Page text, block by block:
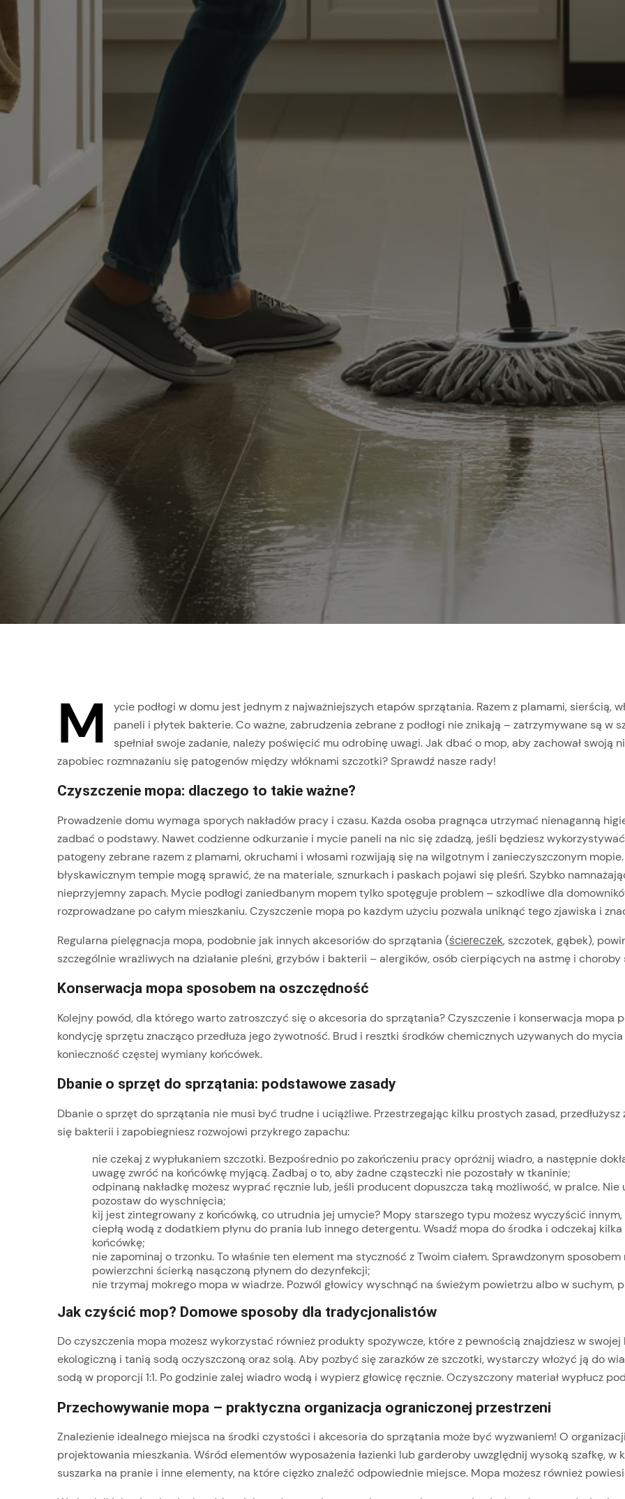
M
ycie podłogi w domu jest jednym z najważniejszych etapów sprzątania. Razem z plamami, sierścią,
paneli i płytek bakterie. Co ważne, zabrudzenia zebrane z podłogi nie znikają – zatrzymywane są w
spełniał swoje zadanie, należy poświęcić mu odrobinę uwagi. Jak dbać o mop, aby zachował
zapobiec rozmnażaniu się patogenów między włóknami szczotki? Sprawdź nasze rady!
Czyszczenie mopa: dlaczego to takie ważne?
Prowadzenie domu wymaga sporych nakładów pracy i czasu. Każda osoba pragnąca utrzymać nienaganną
zadbać o podstawy. Nawet codzienne odkurzanie i mycie paneli na nic się zdadzą, jeśli będziesz
patogeny zebrane razem z plamami, okruchami i włosami rozwijają się na wilgotnym i zanieczyszczonym
błyskawicznym tempie mogą sprawić, że na materiale, sznurkach i paskach pojawi się pleśń. Szybko
nieprzyjemny zapach. Mycie podłogi zaniedbanym mopem tylko spotęguje problem – szkodliwe dla
rozprowadzane po całym mieszkaniu. Czyszczenie mopa po każdym użyciu pozwala uniknąć tego zjawiska i
Regularna pielęgnacja mopa, podobnie jak innych akcesoriów do sprzątania (ściereczek, szczotek, gąbek),
szczególnie wrażliwych na działanie pleśni, grzybów i bakterii – alergików, osób cierpiących na astmę i choroby
Konserwacja mopa sposobem na oszczędność
Kolejny powód, dla którego warto zatroszczyć się o akcesoria do sprzątania? Czyszczenie i konserwacja mopa
kondycję sprzętu znacząco przedłuża jego żywotność. Brud i resztki środków chemicznych używanych do
konieczność częstej wymiany końcówek.
Dbanie o sprzęt do sprzątania: podstawowe zasady
Dbanie o sprzęt do sprzątania nie musi być trudne i uciążliwe. Przestrzegając kilku prostych zasad,
się bakterii i zapobiegniesz rozwojowi przykrego zapachu:
nie czekaj z wypłukaniem szczotki. Bezpośrednio po zakończeniu pracy opróżnij wiadro, a następnie
uwagę zwróć na końcówkę myjącą. Zadbaj o to, aby żadne cząsteczki nie pozostały w tkaninie;
odpinaną nakładkę możesz wyprać ręcznie lub, jeśli producent dopuszcza taką możliwość, w pralce.
pozostaw do wyschnięcia;
kij jest zintegrowany z końcówką, co utrudnia jej umycie? Mopy starszego typu możesz wyczyścić
ciepłą wodą z dodatkiem płynu do prania lub innego detergentu. Wsadź mopa do środka i odczekaj
końcówkę;
nie zapominaj o trzonku. To właśnie ten element ma styczność z Twoim ciałem. Sprawdzonym
powierzchni ścierką nasączoną płynem do dezynfekcji;
nie trzymaj mokrego mopa w wiadrze. Pozwól głowicy wyschnąć na świeżym powietrzu albo w suchym,
Jak czyścić mop? Domowe sposoby dla tradycjonalistów
Do czyszczenia mopa możesz wykorzystać również produkty spożywcze, które z pewnością znajdziesz w
ekologiczną i tanią sodą oczyszczoną oraz solą. Aby pozbyć się zarazków ze szczotki, wystarczy włożyć ją do
sodą w proporcji 1:1. Po godzinie zalej wiadro wodą i wypierz głowicę ręcznie. Oczyszczony materiał wypłucz
Przechowywanie mopa – praktyczna organizacja ograniczonej przestrzeni
Znalezienie idealnego miejsca na środki czystości i akcesoria do sprzątania może być wyzwaniem! O
projektowania mieszkania. Wśród elementów wyposażenia łazienki lub garderoby uwzględnij wysoką szafkę, w
suszarka na pranie i inne elementy, na które ciężko znaleźć odpowiednie miejsce. Mopa możesz również